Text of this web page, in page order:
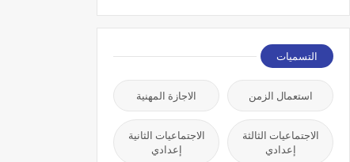
التسميات
استعمال الزمن الاجازة المهنية
الاجتماعيات الثالثة
إعدادي
الاجتماعيات الثانية
إعدادي